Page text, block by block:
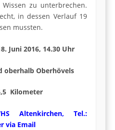
zu unterbrechen.
in dessen Verlauf 19
mussten.
Juni 2016, 14.30 Uhr
oberhalb Oberhövels
Kilometer
Altenkirchen, Tel.:
via Email